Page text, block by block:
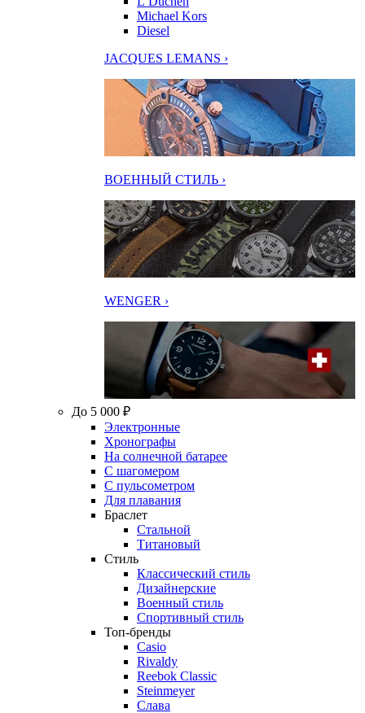
Michael Kors
Diesel
JACQUES LEMANS ›
ВОЕННЫЙ СТИЛЬ ›
WENGER ›
До 5 000 ₽
Электронные
Хронографы
На солнечной батарее
С шагомером
С пульсометром
Для плавания
Браслет
Стальной
Титановый
Стиль
Классический стиль
Дизайнерские
Военный стиль
Спортивный стиль
Топ-бренды
Casio
Rivaldy
Reebok Classic
Steinmeyer
Слава